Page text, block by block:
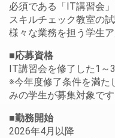
必須である「IT講習会
スキルチェック教室の
様々な業務を担う学生ア
■応募資格
IT講習会を修了した1～
※今年度修了条件を満た
みの学生が募集対象です
■勤務開始
2026年4月以降